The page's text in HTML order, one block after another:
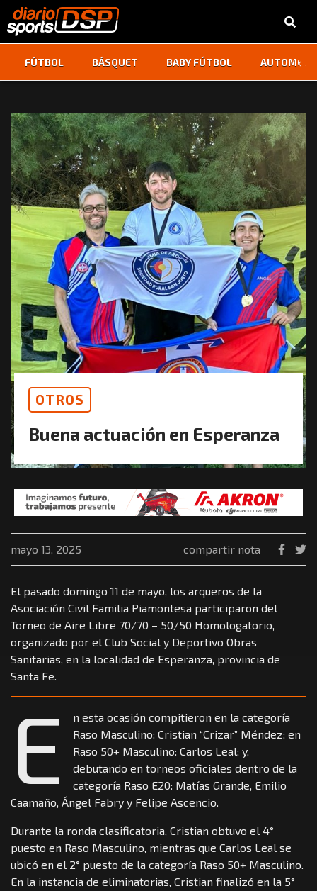
FÚTBOL BÁSQUET BABY FÚTBOL ‹ ›
OTROS
Buena actuación en Esperanza
mayo 13, 2025 compartir nota
El pasado domingo 11 de mayo, los arqueros de la
Asociación Civil Familia Piamontesa participaron del
Torneo de Aire Libre 70/70 – 50/50 Homologatorio,
organizado por el Club Social y Deportivo Obras
Sanitarias, en la localidad de Esperanza, provincia de
Santa Fe.
E
n esta ocasión compitieron en la categoría
Raso Masculino: Cristian “Crizar” Méndez; en
Raso 50+ Masculino: Carlos Leal; y,
debutando en torneos oficiales dentro de la
categoría Raso E20: Matías Grande, Emilio
Caamaño, Ángel Fabry y Felipe Ascencio.
Durante la ronda clasificatoria, Cristian obtuvo el 4°
puesto en Raso Masculino, mientras que Carlos Leal se
ubicó en el 2° puesto de la categoría Raso 50+ Masculino.
En la instancia de eliminatorias, Cristian finalizó en la 5°